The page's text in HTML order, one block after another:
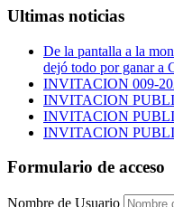
Ultimas noticias
De la pantalla a la
dejó todo por ganar a
INVITACION 009-
INVITACION
INVITACION
INVITACION
Formulario de acceso
Nombre de Usuario